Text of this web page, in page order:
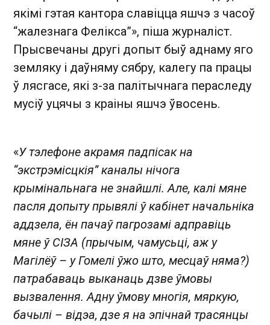
якімі гэтая кантора славіцца яшчэ з часоў
“жалезнага Фелікса”», піша журналіст.
Прысвечаны другі допыт быў аднаму яго
земляку і даўняму сябру, калегу па працы
ў лясгасе, які з-за палітычнага пераследу
мусіў уцячы з краіны яшчэ ўвосень.
«У тэлефоне акрамя падпісак на
“экстрэмісцкія” каналы нічога
крымінальнага не знайшлі. Але, калі мяне
пасля допыту прывялі ў кабінет начальніка
аддзела, ён пачаў пагрозамі адправіць
мяне ў СІЗА (прычым, чамусьці, аж у
Магілёў – у Гомелі ўжо што, месцаў няма?)
патрабаваць выканаць дзве ўмовы
вызвалення. Адну ўмову многія, мяркую,
бачылі – відэа, дзе я на эпічнай трасянцы